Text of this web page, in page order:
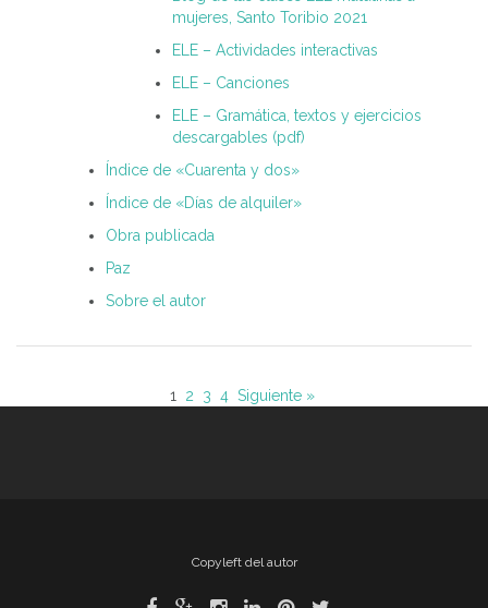
mujeres, Santo Toribio 2021
ELE – Actividades interactivas
ELE – Canciones
ELE – Gramática, textos y ejercicios
descargables (pdf)
Índice de «Cuarenta y dos»
Índice de «Días de alquiler»
Obra publicada
Paz
Sobre el autor
1 2 3 4 Siguiente »
Copyleft del autor